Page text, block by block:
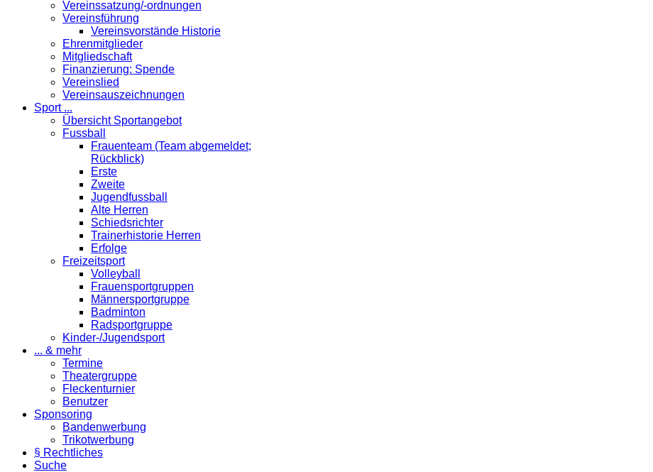
Vereinssatzung/-ordnungen
Vereinsführung
Vereinsvorstände Historie
Ehrenmitglieder
Mitgliedschaft
Finanzierung: Spende
Vereinslied
Vereinsauszeichnungen
Sport ...
Übersicht Sportangebot
Fussball
Frauenteam (Team abgemeldet;
Rückblick)
Erste
Zweite
Jugendfussball
Alte Herren
Schiedsrichter
Trainerhistorie Herren
Erfolge
Freizeitsport
Volleyball
Frauensportgruppen
Männersportgruppe
Badminton
Radsportgruppe
Kinder-/Jugendsport
... & mehr
Termine
Theatergruppe
Fleckenturnier
Benutzer
Sponsoring
Bandenwerbung
Trikotwerbung
§ Rechtliches
Suche